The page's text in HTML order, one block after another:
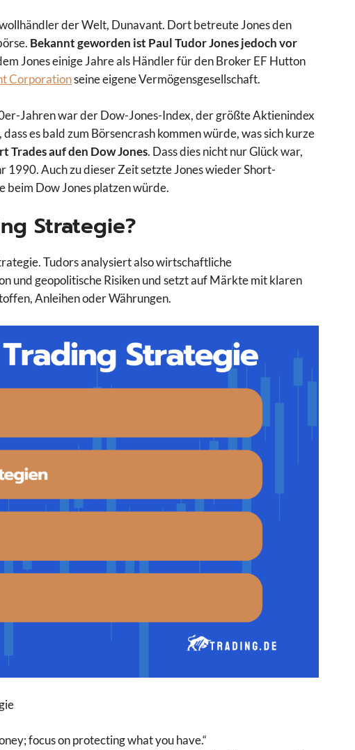
der Welt, Dunavant. Dort betreute Jones den
Bekannt geworden ist Paul Tudor Jones jedoch vor
Jones einige Jahre als Händler für den Broker EF Hutton
Corporationseine eigene Vermögensgesellschaft.
Jahren war der Dow-Jones-Index, der größte Aktienindex
es bald zum Börsencrash kommen würde, was sich kurze
Trades auf den Dow Jones. Dass dies nicht nur Glück war,
1990. Auch zu dieser Zeit setzte Jones wieder Short-
beim Dow Jones platzen würde.
Strategie?
Tudors analysiert also wirtschaftliche
und geopolitische Risiken und setzt auf Märkte mit klaren
Anleihen oder Währungen.
focus on protecting what you have.“